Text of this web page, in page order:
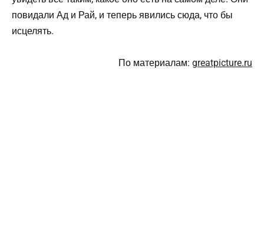
повидали Ад и Рай, и теперь явились сюда, что бы
исцелять.
По материалам: greatpicture.ru